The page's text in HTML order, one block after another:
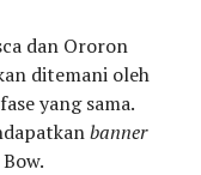
dan Ororon
ditemani oleh
yang sama.
banner